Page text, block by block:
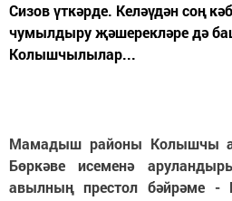
Сизов үткәрде. Келәүдән соң
чумылдыру җәшерекләре дә
Колышчылылар...
Мамадыш районы Колышчы
Бөркәве исеменә
авылның престол бәйрәме -